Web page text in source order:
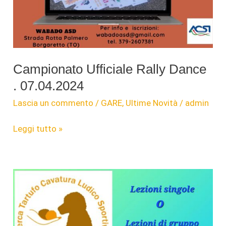
Padovanelle
–
Campionato Ufficiale Rally Dance
. 07.04.2024
Lascia un commento / GARE, Ultime Novità / admin
Campionato
Dance
07.04.2024
Leggi tutto »